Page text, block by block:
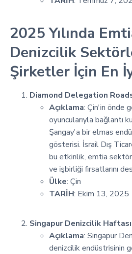
2025 Yılında
Denizcilik
Şirketler İçin En
Diamond Delegation
Açıklama: Çin'in önde
oyuncularıyla bağlantı
Şangay'a bir elmas
gösterisi. İsrail Dış
bu etkinlik, emtia
ve işbirliği fırsatlarını
Ülke: Çin
TARİH: Ekim 13, 2025
Singapur Denizcilik
Açıklama: Singapur
denizcilik endüstrisinin